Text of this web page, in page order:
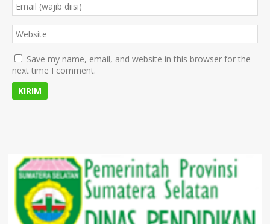
Save my name, email, and website in this browser for the
next time I comment.